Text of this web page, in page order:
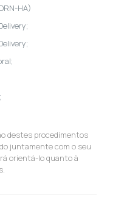
HA)
destes procedimentos
juntamente com o seu
orientá-lo quanto à